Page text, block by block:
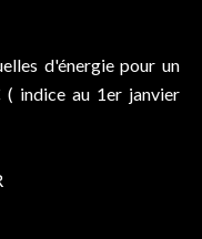
d'énergie pour un
indice au 1er janvier